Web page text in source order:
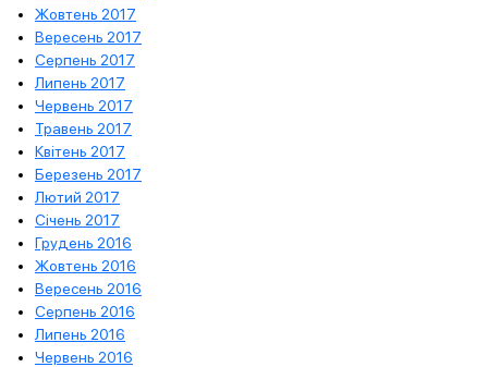
Жовтень 2017
Вересень 2017
Серпень 2017
Липень 2017
Червень 2017
Травень 2017
Квітень 2017
Березень 2017
Лютий 2017
Січень 2017
Грудень 2016
Жовтень 2016
Вересень 2016
Серпень 2016
Липень 2016
Червень 2016